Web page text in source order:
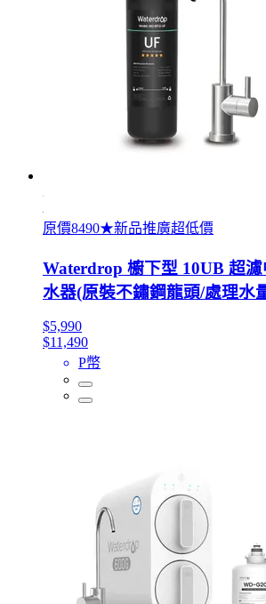
原價8490★新品推廣超低價
Waterdrop 櫥下型 10UB 超
水器(原裝不鏽鋼龍頭/處理水
$5,990
$11,490
P幣